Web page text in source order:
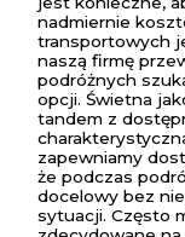
nadmiernie
transportowych
naszą firmę
podróżnych
opcji. Świetna
tandem z
zapewniamy
że podczas
docelowy bez
sytuacji. Często